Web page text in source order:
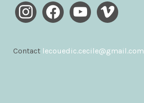
instagramfacebookyoutubevimeo
Contact lecouedic.cecile@gmail.com